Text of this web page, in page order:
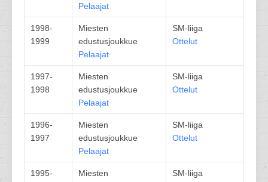
Pelaajat
1998-
1999
Miesten
edustusjoukkue
Pelaajat
SM-liiga
Ottelut
1997-
1998
Miesten
edustusjoukkue
Pelaajat
SM-liiga
Ottelut
1996-
1997
Miesten
edustusjoukkue
Pelaajat
SM-liiga
Ottelut
1995-
Miesten
SM-liiga